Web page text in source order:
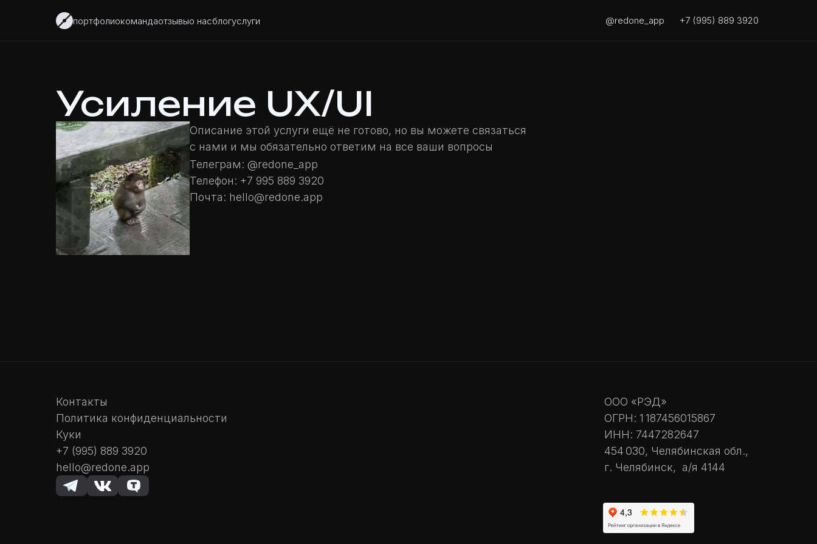
портфолиокомандаотзывыо насблогуслуги +7 (995) 889 3920
@redone_app
Усиление UX/UI
Описание этой услуги ещё не готово, но вы можете связаться
с нами и мы обязательно ответим на все ваши вопросы
Телеграм: @redone_app
Телефон: +7 995 889 3920
Почта: hello@redone.app
Контакты
Политика конфиденциальности
Куки
+7 (995) 889 3920
hello@redone.app
ООО «РЭД»
ОГРН: 1 187456015867
ИНН: 7447282647
454 030, Челябинская обл.,
г. Челябинск, а/я 4144